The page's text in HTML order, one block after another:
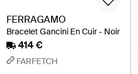
FERRAGAMO
Bracelet Gancini En Cuir - Noir
414 €
FARFETCH